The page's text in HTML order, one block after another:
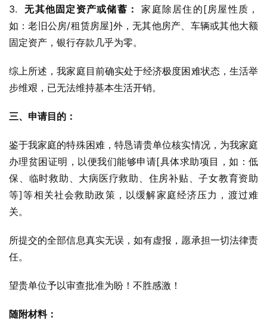
3. 无其他固定资产或储蓄：
家庭除居住的[房屋性质，
如：老旧公房/租赁房屋]外，无其他房产、车辆或其他大额
固定资产，银行存款几乎为零。
综上所述，我家庭目前确实处于经济极度困难状态，生活举
步维艰，已无法维持基本生活开销。
三、申请目的：
鉴于我家庭的特殊困难，特恳请贵单位核实情况，为我家庭
办理贫困证明，以便我们能够申请[具体求助项目，如：低
保、临时救助、大病医疗救助、住房补贴、子女教育资助
等]等相关社会救助政策，以缓解家庭经济压力，渡过难
关。
所提交的全部信息真实无误，如有虚报，愿承担一切法律责
任。
望贵单位予以审查批准为盼！不胜感激！
随附材料：